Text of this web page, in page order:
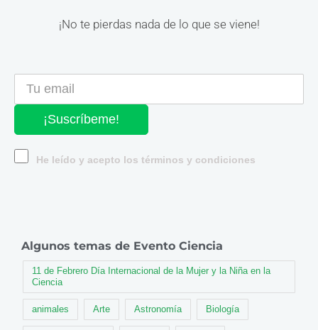
¡No te pierdas nada de lo que se viene!
¡Suscríbeme!
He leído y acepto los términos y condiciones
Algunos temas de Evento Ciencia
11 de Febrero Día Internacional de la Mujer y la Niña en la
Ciencia
animales Arte Astronomía Biología